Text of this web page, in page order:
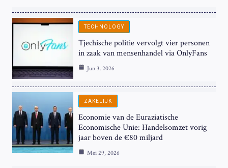
TECHNOLOGY
Tjechische politie vervolgt vier personen
in zaak van mensenhandel via OnlyFans
Jun 3, 2026
ZAKELIJK
Economie van de Euraziatische
Economische Unie: Handelsomzet vorig
jaar boven de €80 miljard
Mei 29, 2026